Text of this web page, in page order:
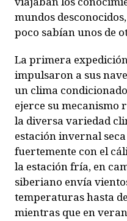
mundos
poco sabían unos de
La primera
impulsaron a sus
un clima
ejerce su mecanismo
la diversa variedad
estación invernal
fuertemente con el
la estación fría, en
siberiano envía
temperaturas hasta
mientras que en